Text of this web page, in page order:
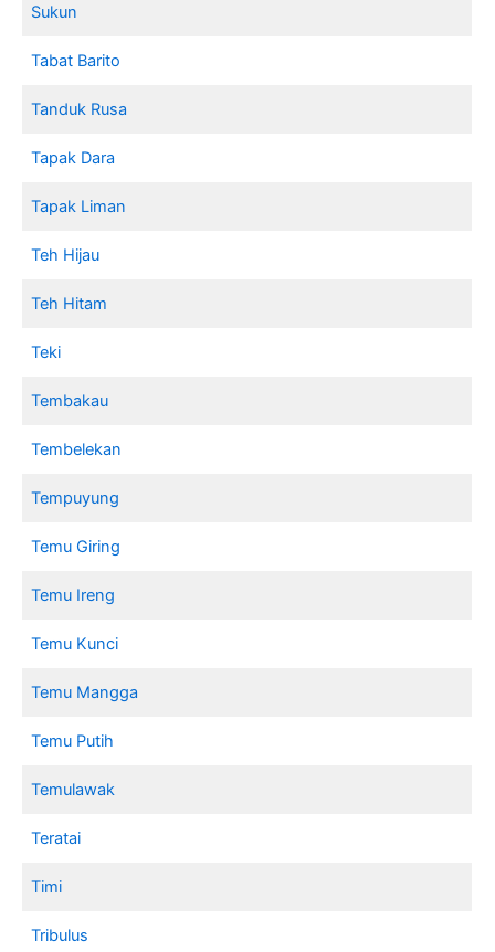
Sukun
Tabat Barito
Tanduk Rusa
Tapak Dara
Tapak Liman
Teh Hijau
Teh Hitam
Teki
Tembakau
Tembelekan
Tempuyung
Temu Giring
Temu Ireng
Temu Kunci
Temu Mangga
Temu Putih
Temulawak
Teratai
Timi
Tribulus